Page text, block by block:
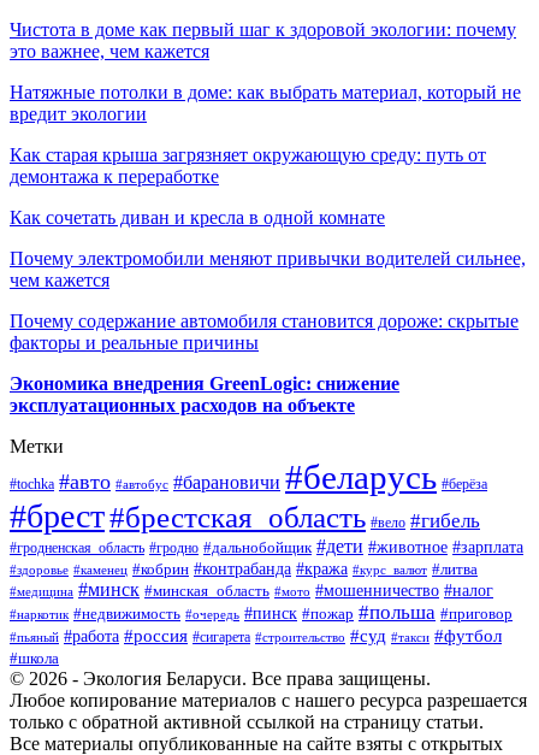
Чистота в доме как первый шаг к здоровой экологии: почему
это важнее, чем кажется
Натяжные потолки в доме: как выбрать материал, который не
вредит экологии
Как старая крыша загрязняет окружающую среду: путь от
демонтажа к переработке
Как сочетать диван и кресла в одной комнате
Почему электромобили меняют привычки водителей сильнее,
чем кажется
Почему содержание автомобиля становится дороже: скрытые
факторы и реальные причины
Экономика внедрения GreenLogic: снижение
эксплуатационных расходов на объекте
Метки
#tochka #авто #автобус #барановичи #беларусь #берёза
#брест#брестская_область #вело #гибель
#гродненская_область #гродно #дальнобойщик #дети #животное #зарплата
#здоровье #каменец #кобрин #контрабанда #кража #курс_валют #литва
#медицина #минск #минская_область #мото #мошенничество #налог
#наркотик #недвижимость #очередь #пинск #пожар #польша #приговор
#пьяный #работа #россия #сигарета #строительство #суд #такси #футбол
#школа
© 2026 - Экология Беларуси. Все права защищены.
Любое копирование материалов с нашего ресурса разрешается
только с обратной активной ссылкой на страницу статьи.
Все материалы опубликованные на сайте взяты с открытых